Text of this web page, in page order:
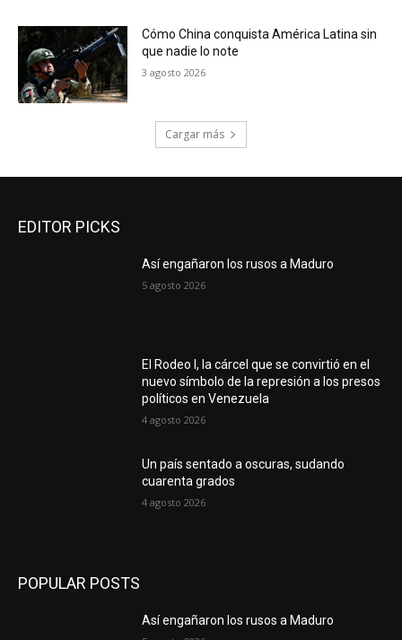
Cómo China conquista América Latina sin
que nadie lo note
3 agosto 2026
Cargar más
EDITOR PICKS
Así engañaron los rusos a Maduro
5 agosto 2026
El Rodeo I, la cárcel que se convirtió en el
nuevo símbolo de la represión a los presos
políticos en Venezuela
4 agosto 2026
Un país sentado a oscuras, sudando
cuarenta grados
4 agosto 2026
POPULAR POSTS
Así engañaron los rusos a Maduro